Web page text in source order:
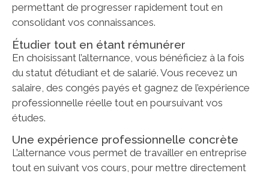
permettant de progresser rapidement tout en
consolidant vos connaissances.
Étudier tout en étant rémunérer
En choisissant l’alternance, vous bénéficiez à la fois
du statut d’étudiant et de salarié. Vous recevez un
salaire, des congés payés et gagnez de l’expérience
professionnelle réelle tout en poursuivant vos
études.
Une expérience professionnelle concrète
L’alternance vous permet de travailler en entreprise
tout en suivant vos cours, pour mettre directement